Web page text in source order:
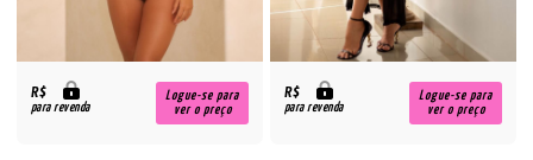
R$
para revenda
Logue-se para
ver o preço
R$
para revenda
Logue-se para
ver o preço